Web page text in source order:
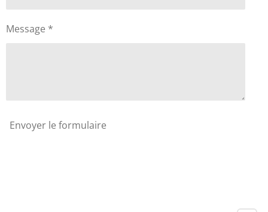
Message *
Envoyer le formulaire